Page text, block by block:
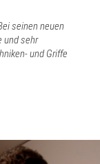
seinen neuen
und sehr
und Griffe